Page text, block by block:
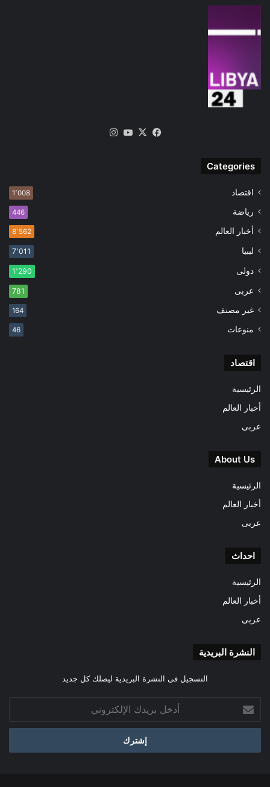
فيسبوك
‫X
‫YouTube
Categories
اقتصاد 1٬008
رياضة 446
أخبار العالم 8٬562
ليبيا 7٬011
دولى 1٬290
عربى 781
غير مصنف 164
منوعات 46
اقتصاد
الرئيسية
أخبار العالم
عربى
About Us
الرئيسية
أخبار العالم
عربى
احداث
الرئيسية
أخبار العالم
عربى
النشرة البريدية
التسجيل فى النشرة البريدية ليصلك كل جديد
بريدك
الإلكتروني